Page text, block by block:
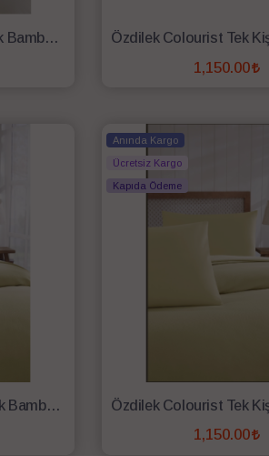
Özdilek Colourist Tek Kişilik Bambu Pike Krem
1,150.00
Özdilek Colourist Çift Kişilik Bambu Pike Bej
Anında Kargo
Ücretsiz Kargo
Kapıda Ödeme
1,150.00